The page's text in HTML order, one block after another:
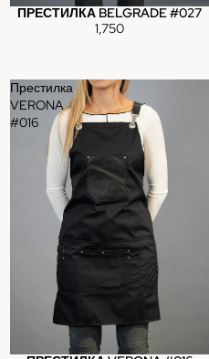
ПРЕСТИЛКА BELGRADE #027
1,750
Престилка
VERONA
#016